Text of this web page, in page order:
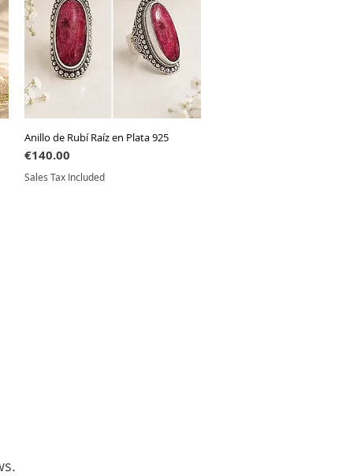
Quick View
Anillo de Rubí Raíz en Plata 925
Price
€140.00
Sales Tax Included